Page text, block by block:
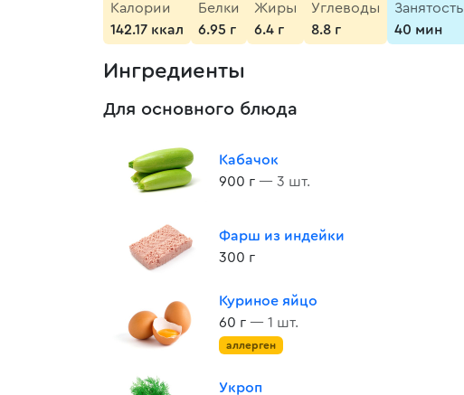
Калории
142.17 ккал
Белки
6.95 г
Жиры
6.4 г
Углеводы
8.8 г
Занятость
40 мин
Ингредиенты
Для основного блюда
Кабачок
900 г — 3 шт.
Фарш из индейки
300 г
Куриное яйцо
60 г — 1 шт.
аллерген
Укроп